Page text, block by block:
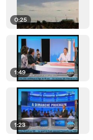
0:25
1:49
1:23